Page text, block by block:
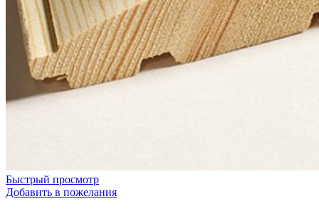
Быстрый просмотр
Добавить в пожелания